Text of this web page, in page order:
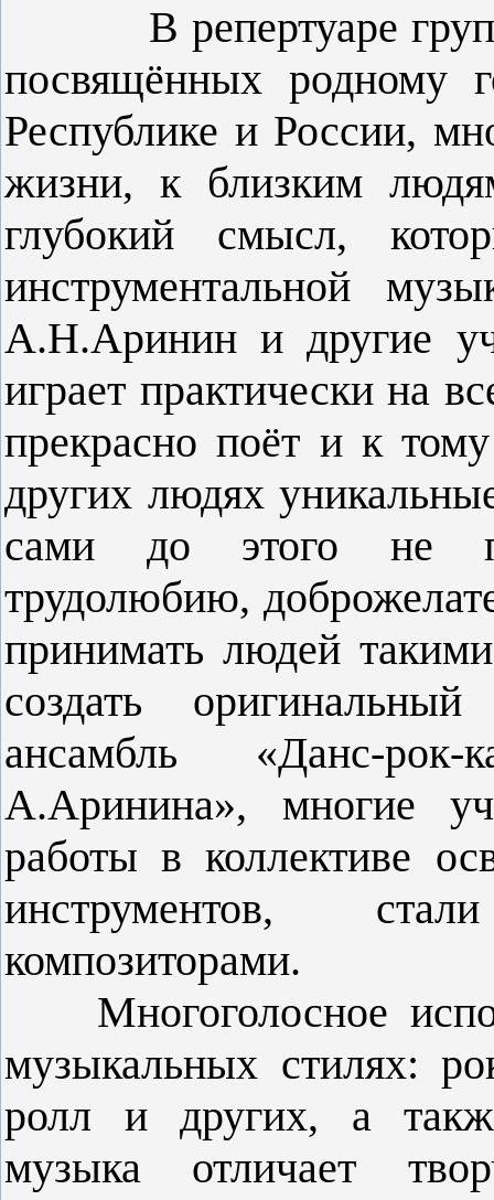
В репертуаре
посвящённых родному
Республике и России,
жизни, к близким
глубокий смысл,
инструментальной
А.Н.Аринин и другие
играет практически на
прекрасно поёт и к
других людях
сами до этого не
трудолюбию,
принимать людей
создать
ансамбль «Данс-
А.Аринина», многие
работы в коллективе
инструментов,
композиторами.
Многоголосное
музыкальных стилях:
ролл и других, а
музыка отличает